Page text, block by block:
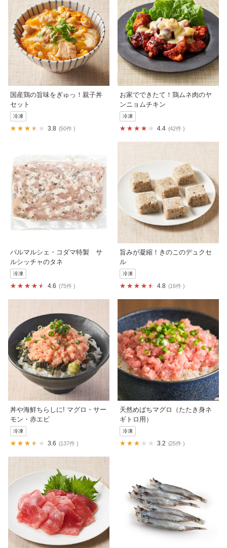
国産鶏の旨味をぎゅっ！親子丼
セット
冷凍
3.8 50件
お家でできたて！鶏ムネ肉のヤ
ンニョムチキン
冷凍
4.4 42件
バルマルシェ・コダマ特製 サ
ルシッチャのタネ
冷凍
4.6 75件
旨みが凝縮！きのこのデュクセ
ル
冷凍
4.8 16件
丼や海鮮ちらしに! マグロ・サー
モン・赤エビ
冷凍
3.6 137件
天然めばちマグロ（たたき身ネ
ギトロ用）
冷凍
3.2 25件